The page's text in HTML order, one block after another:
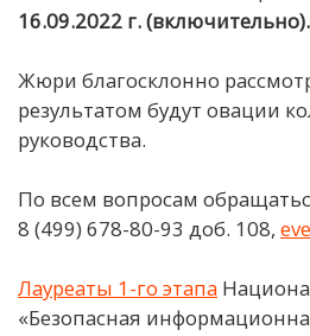
16.09.2022 г. (включительно).
Жюри благосклонно
результатом будут овации
руководства.
По всем вопросам
8 (499) 678-80-93 доб. 108,
Лауреаты 1-го этапа
«Безопасная